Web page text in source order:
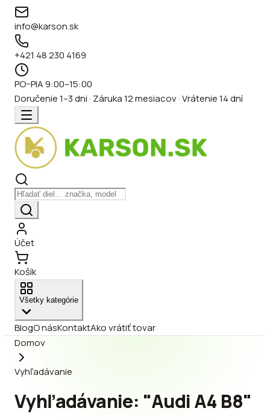
info@karson.sk
+421 48 230 4169
PO–PIA 9:00–15:00
Doručenie 1–3 dni · Záruka 12 mesiacov · Vrátenie 14 dní
Účet
Košík
Všetky kategórie
BlogO násKontaktAko vrátiť tovar
Domov
Vyhľadávanie
Vyhľadávanie: "Audi A4 B8"